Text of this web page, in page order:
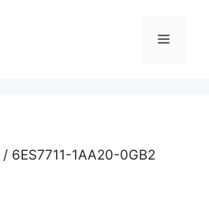
Menu
/ 6ES7711-1AA20-0GB2